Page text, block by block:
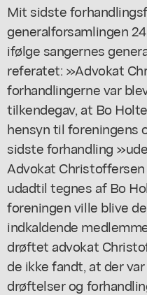
Mit sidste
generalforsamlingen
ifølge sangernes
referatet: »Advokat
forhandlingerne var
tilkendegav, at Bo
hensyn til foreningens
sidste forhandling
Advokat
udadtil tegnes af Bo
foreningen ville blive
indkaldende
drøftet advokat
de ikke fandt, at der
drøftelser og